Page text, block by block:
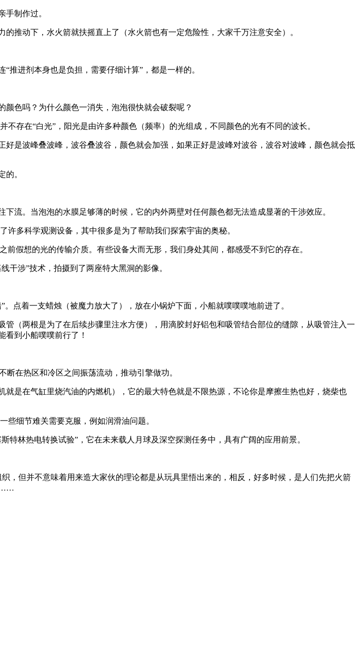
手制作过。
推动下，水火箭就扶摇直上了（水火箭也有一定危险性，大家千万注意安全）。
推进剂本身也是负担，需要仔细计算”，都是一样的。
色吗？为什么颜色一消失，泡泡很快就会破裂呢？
存在“白光”，阳光是由许多种颜色（频率）的光组成，不同颜色的光有不同的波长。
是波峰叠波峰，波谷叠波谷，颜色就会加强，如果正好是波峰对波谷，波谷对波峰，颜色就会抵
的。
流。当泡泡的水膜足够薄的时候，它的内外两壁对任何颜色都无法造成显著的干涉效应。
多科学观测设备，其中很多是为了帮助我们探索宇宙的奥秘。
假想的光的传输介质。有些设备大而无形，我们身处其间，都感受不到它的存在。
干涉”技术，拍摄到了两座特大黑洞的影像。
点着一支蜡烛（被魔力放大了），放在小锅炉下面，小船就噗噗噗地前进了。
（两根是为了在后续步骤里注水方便），用滴胶封好铝包和吸管结合部位的缝隙，从吸管注入一
看到小船噗噗前行了！
在热区和冷区之间振荡流动，推动引擎做功。
是在气缸里烧汽油的内燃机），它的最大特色就是不限热源，不论你是摩擦生热也好，烧柴也
些细节难关需要克服，例如润滑油问题。
林热电转换试验”，它在未来载人月球及深空探测任务中，具有广阔的应用前景。
，但并不意味着用来造大家伙的理论都是从玩具里悟出来的，相反，好多时候，是人们先把火箭
……